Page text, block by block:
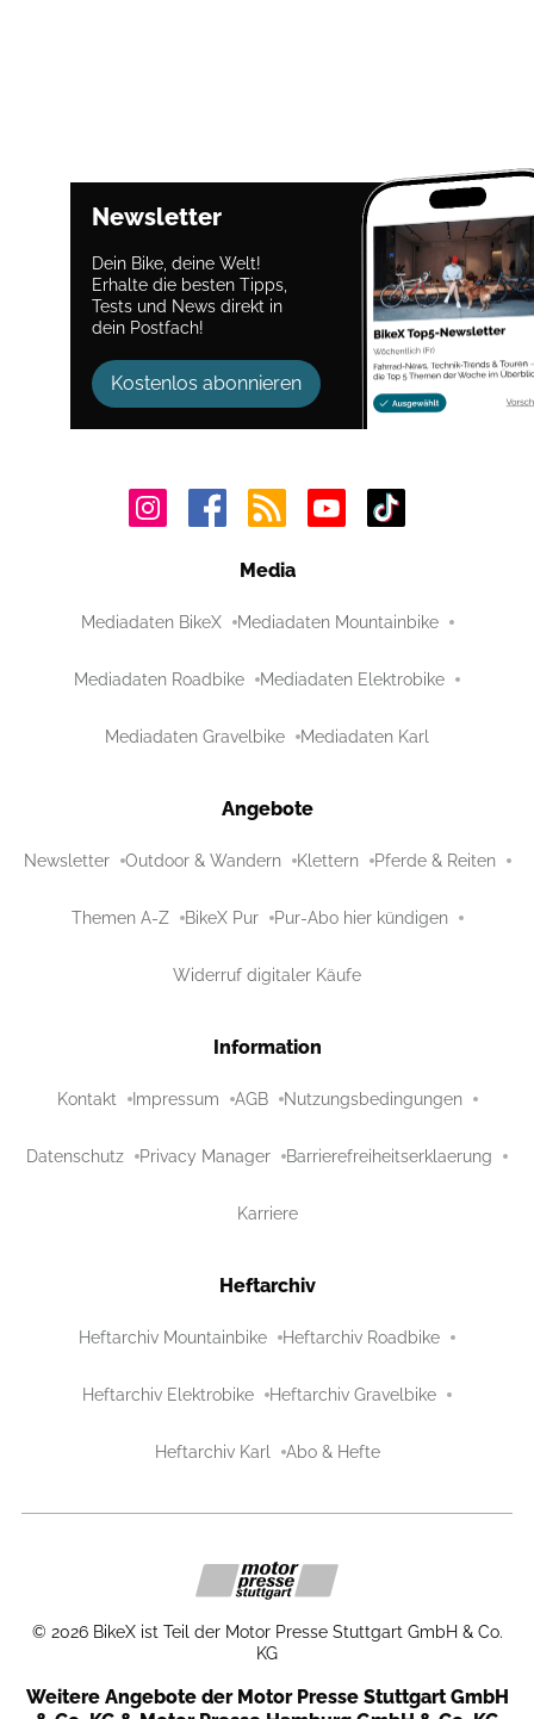
Newsletter
Dein Bike, deine Welt!
Erhalte die besten Tipps,
Tests und News direkt in
dein Postfach!
Kostenlos abonnieren
Media
Mediadaten BikeX Mediadaten Mountainbike
Mediadaten Roadbike Mediadaten Elektrobike
Mediadaten Gravelbike Mediadaten Karl
Angebote
Newsletter Outdoor & Wandern Klettern Pferde & Reiten
Themen A-Z BikeX Pur Pur-Abo hier kündigen
Widerruf digitaler Käufe
Information
Kontakt Impressum AGB Nutzungsbedingungen
Datenschutz Privacy Manager Barrierefreiheitserklaerung
Karriere
Heftarchiv
Heftarchiv Mountainbike Heftarchiv Roadbike
Heftarchiv Elektrobike Heftarchiv Gravelbike
Heftarchiv Karl Abo & Hefte
© 2026 BikeX ist Teil der Motor Presse Stuttgart GmbH & Co.
KG
Weitere Angebote der Motor Presse Stuttgart GmbH